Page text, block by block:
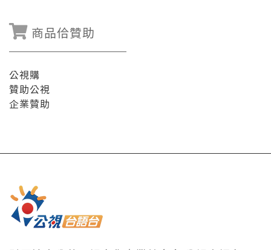
商品佮贊助
公視購
贊助公視
企業贊助